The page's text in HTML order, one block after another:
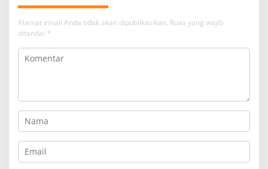
Alamat email Anda tidak akan dipublikasikan. Ruas yang wajib
ditandai *